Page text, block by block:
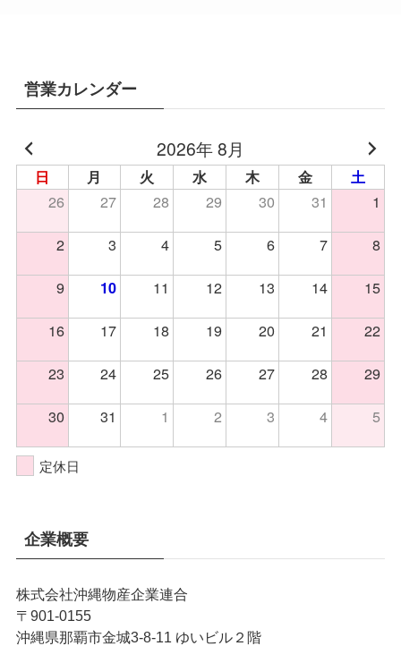
営業カレンダー
2026年 8月
日 月 火 水 木 金 土
26 27 28 29 30 31
1
2
3 4 5 6 7
8
9
10 11 12 13 14
15
16
17 18 19 20 21
22
23
24 25 26 27 28
29
30
31 1 2 3 4 5
定休日
企業概要
株式会社沖縄物産企業連合
〒901-0155
沖縄県那覇市金城3-8-11 ゆいビル２階